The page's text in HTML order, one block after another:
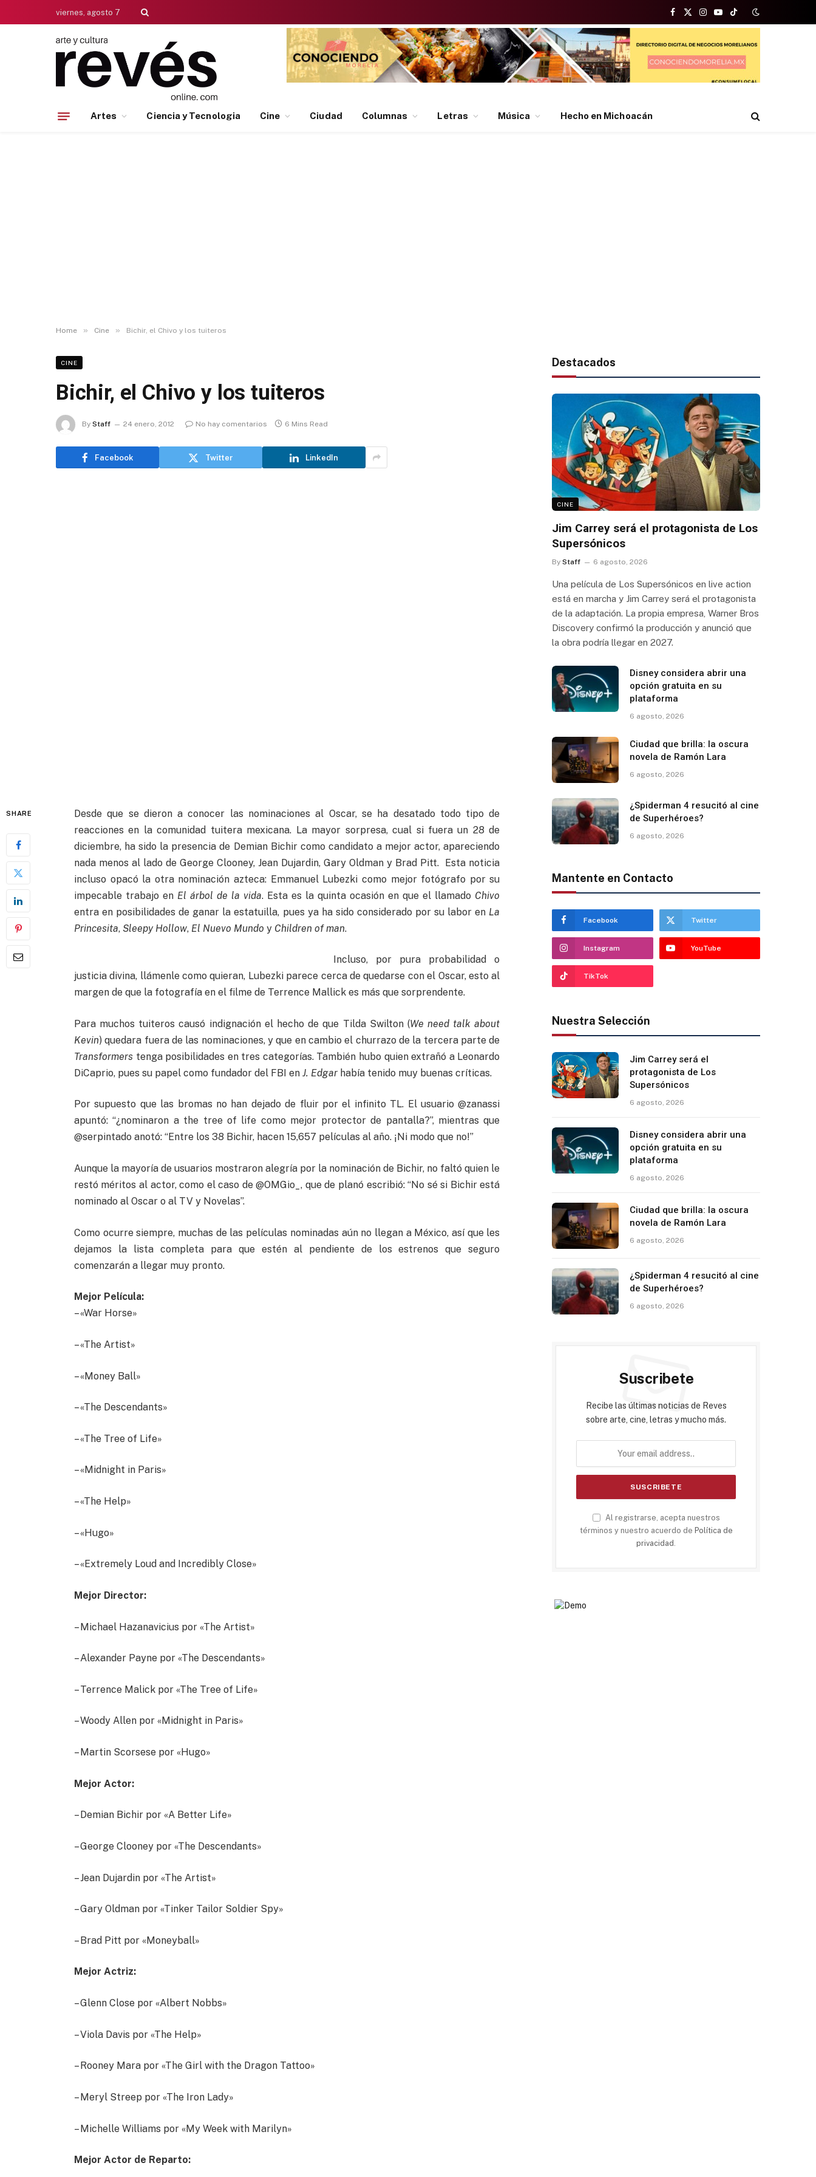
viernes, agosto 7
Facebook
X
(Twitter)
Instagram
YouTubeTikTok
Artes Ciencia y Tecnologia Cine Ciudad Columnas Letras Música Hecho en Michoacán
Home » Cine » Bichir, el Chivo y los tuiteros
CINE
Bichir, el Chivo y los tuiteros
By Staff 24 enero, 2012 No hay comentarios 6 Mins Read
Facebook Twitter LinkedIn
SHARE
Desde que se dieron a conocer las nominaciones al Oscar, se ha desatado todo tipo de
reacciones en la comunidad tuitera mexicana. La mayor sorpresa, cual si fuera un 28 de
diciembre, ha sido la presencia de Demian Bichir como candidato a mejor actor, apareciendo
nada menos al lado de George Clooney, Jean Dujardin, Gary Oldman y Brad Pitt. Esta noticia
incluso opacó la otra nominación azteca: Emmanuel Lubezki como mejor fotógrafo por su
impecable trabajo en El árbol de la vida. Esta es la quinta ocasión en que el llamado Chivo
entra en posibilidades de ganar la estatuilla, pues ya ha sido considerado por su labor en La
Princesita, Sleepy Hollow, El Nuevo Mundo y Children of man.
Incluso, por pura probabilidad o
justicia divina, llámenle como quieran, Lubezki parece cerca de quedarse con el Oscar, esto al
margen de que la fotografía en el filme de Terrence Mallick es más que sorprendente.
Para muchos tuiteros causó indignación el hecho de que Tilda Swilton (We need talk about
Kevin) quedara fuera de las nominaciones, y que en cambio el churrazo de la tercera parte de
Transformers tenga posibilidades en tres categorías. También hubo quien extrañó a Leonardo
DiCaprio, pues su papel como fundador del FBI en J. Edgarhabía tenido muy buenas críticas.
Por supuesto que las bromas no han dejado de fluir por el infinito TL. El usuario @zanassi
apuntó: “¿nominaron a the tree of life como mejor protector de pantalla?”, mientras que
@serpintado anotó: “Entre los 38 Bichir, hacen 15,657 películas al año. ¡Ni modo que no!”
Aunque la mayoría de usuarios mostraron alegría por la nominación de Bichir, no faltó quien le
restó méritos al actor, como el caso de @OMGio_, que de planó escribió: “No sé si Bichir está
nominado al Oscar o al TV y Novelas”.
Como ocurre siempre, muchas de las películas nominadas aún no llegan a México, así que les
dejamos la lista completa para que estén al pendiente de los estrenos que seguro
comenzarán a llegar muy pronto.
Mejor Película:
– «War Horse»
– «The Artist»
– «Money Ball»
– «The Descendants»
– «The Tree of Life»
– «Midnight in Paris»
– «The Help»
– «Hugo»
– «Extremely Loud and Incredibly Close»
Mejor Director:
– Michael Hazanavicius por «The Artist»
– Alexander Payne por «The Descendants»
– Terrence Malick por «The Tree of Life»
– Woody Allen por «Midnight in Paris»
– Martin Scorsese por «Hugo»
Mejor Actor:
– Demian Bichir por «A Better Life»
– George Clooney por «The Descendants»
– Jean Dujardin por «The Artist»
– Gary Oldman por «Tinker Tailor Soldier Spy»
– Brad Pitt por «Moneyball»
Mejor Actriz:
– Glenn Close por «Albert Nobbs»
– Viola Davis por «The Help»
– Rooney Mara por «The Girl with the Dragon Tattoo»
– Meryl Streep por «The Iron Lady»
– Michelle Williams por «My Week with Marilyn»
Mejor Actor de Reparto:
Destacados
CINE
Jim Carrey será el protagonista de Los
Supersónicos
By Staff 6 agosto, 2026
Una película de Los Supersónicos en live action
está en marcha y Jim Carrey será el protagonista
de la adaptación. La propia empresa, Warner Bros
Discovery confirmó la producción y anunció que
la obra podría llegar en 2027.
Disney considera abrir una
opción gratuita en su
plataforma
6 agosto, 2026
Ciudad que brilla: la oscura
novela de Ramón Lara
6 agosto, 2026
¿Spiderman 4 resucitó al cine
de Superhéroes?
6 agosto, 2026
Mantente en Contacto
Facebook Twitter
Instagram YouTube
TikTok
Nuestra Selección
Jim Carrey será el
protagonista de Los
Supersónicos
6 agosto, 2026
Disney considera abrir una
opción gratuita en su
plataforma
6 agosto, 2026
Ciudad que brilla: la oscura
novela de Ramón Lara
6 agosto, 2026
¿Spiderman 4 resucitó al cine
de Superhéroes?
6 agosto, 2026
Suscribete
Recibe las últimas noticias de Reves
sobre arte, cine, letras y mucho más.
Al registrarse, acepta nuestros
términos y nuestro acuerdo de Política de
privacidad